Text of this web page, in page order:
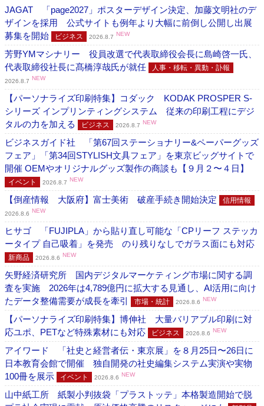
JAGAT 「page2027」ポスターデザイン決定、加藤文明社のデ
ザインを採用 公式サイトも例年より大幅に前倒し公開し出展
募集を開始
ビジネス 2026.8.7 NEW
芳野YMマシナリー 役員改選で代表取締役会長に島崎啓一氏、
代表取締役社長に髙橋淳哉氏が就任
人事・移転・異動・訃報
2026.8.7 NEW
【パーソナライズ印刷特集】コダック KODAK PROSPER S-
シリーズ インプリンティングシステム 従来の印刷工程にデジ
タルの力を加える
ビジネス 2026.8.7 NEW
ビジネスガイド社 「第67回ステーショナリー&ペーパーグッズ
フェア」「第34回STYLISH文具フェア」を東京ビッグサイトで
開催 OEMやオリジナルグッズ製作の商談も【９月２〜４日】
イベント 2026.8.7 NEW
【倒産情報 大阪府】富士美術 破産手続き開始決定 信用情報
2026.8.6 NEW
ヒサゴ 「FUJIPLA」から貼り直し可能な「CPリーフ ステッカ
ータイプ 自己吸着」を発売 のり残りなしでガラス面にも対応
新商品 2026.8.6 NEW
矢野経済研究所 国内デジタルマーケティング市場に関する調
査を実施 2026年は4,789億円に拡大する見通し、AI活用に向け
たデータ整備需要が成長を牽引
市場・統計 2026.8.6 NEW
【パーソナライズ印刷特集】博伸社 大量バリアブル印刷に対
応ユポ、PETなど特殊素材にも対応
ビジネス 2026.8.6 NEW
アイワード 「社史と経営者伝・東京展」を８月25日〜26日に
日本教育会館で開催 独自開発の社史編集システム実演や実物
100冊を展示
イベント 2026.8.6 NEW
山中紙工所 紙製小判抜袋「プラストッテ」本格製造開始で脱